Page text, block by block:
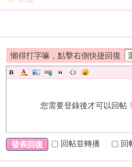
懶得打字嘛，點擊右側快捷回復
您需要登錄後才可以回帖
發表回復 回帖並轉播 回